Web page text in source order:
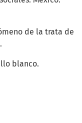
de la trata de
blanco.